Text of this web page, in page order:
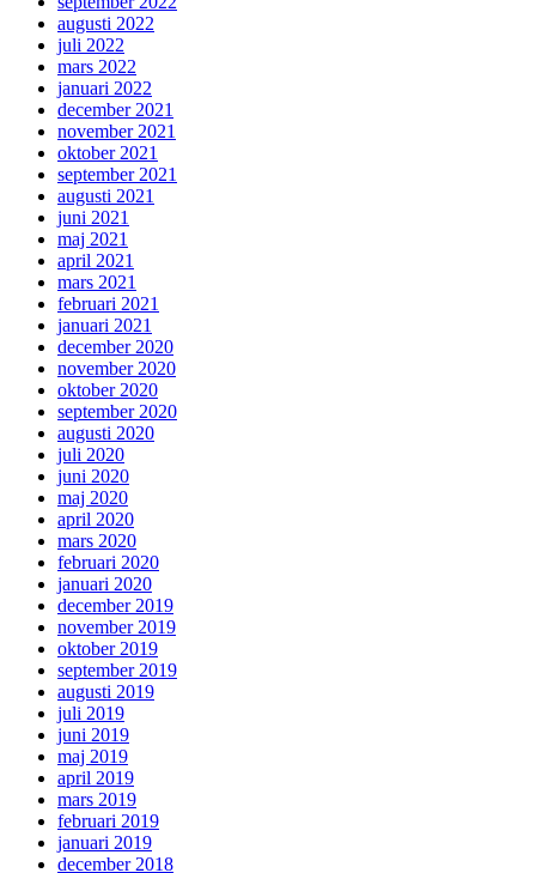
augusti 2022
juli 2022
mars 2022
januari 2022
december 2021
november 2021
oktober 2021
september 2021
augusti 2021
juni 2021
maj 2021
april 2021
mars 2021
februari 2021
januari 2021
december 2020
november 2020
oktober 2020
september 2020
augusti 2020
juli 2020
juni 2020
maj 2020
april 2020
mars 2020
februari 2020
januari 2020
december 2019
november 2019
oktober 2019
september 2019
augusti 2019
juli 2019
juni 2019
maj 2019
april 2019
mars 2019
februari 2019
januari 2019
december 2018